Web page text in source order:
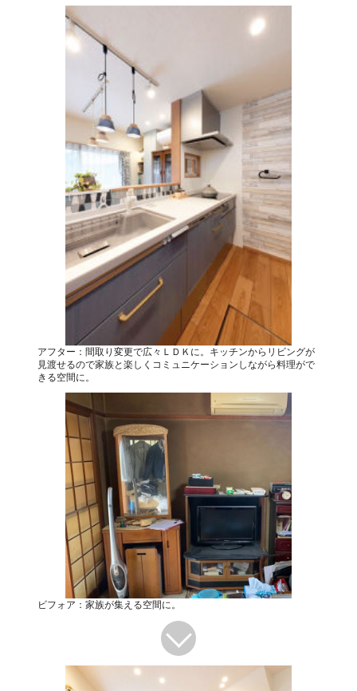
アフター：間取り変更で広々ＬＤＫに。キッチンからリビングが
見渡せるので家族と楽しくコミュニケーションしながら料理がで
きる空間に。
ビフォア：家族が集える空間に。